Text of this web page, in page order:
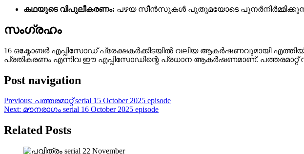
കഥയുടെ വിപുലീകരണം: പഴയ സീൻസുകൾ പുതുമയോടെ
സംഗ്രഹം
16 ഒക്ടോബർ എപ്പിസോഡ് പ്രേക്ഷകർക്കിടയിൽ വലിയ ആകർഷണവുമായി
പ്രതികരണം എന്നിവ ഈ എപ്പിസോഡിന്റെ പ്രധാന ആകര്‍ഷണമാണ്. പത്തരമാറ്റ്
Post navigation
Previous: പത്തരമാറ്റ് serial 15 October 2025 episode
Next: മൗനരാഗം serial 16 October 2025 episode
Related Posts